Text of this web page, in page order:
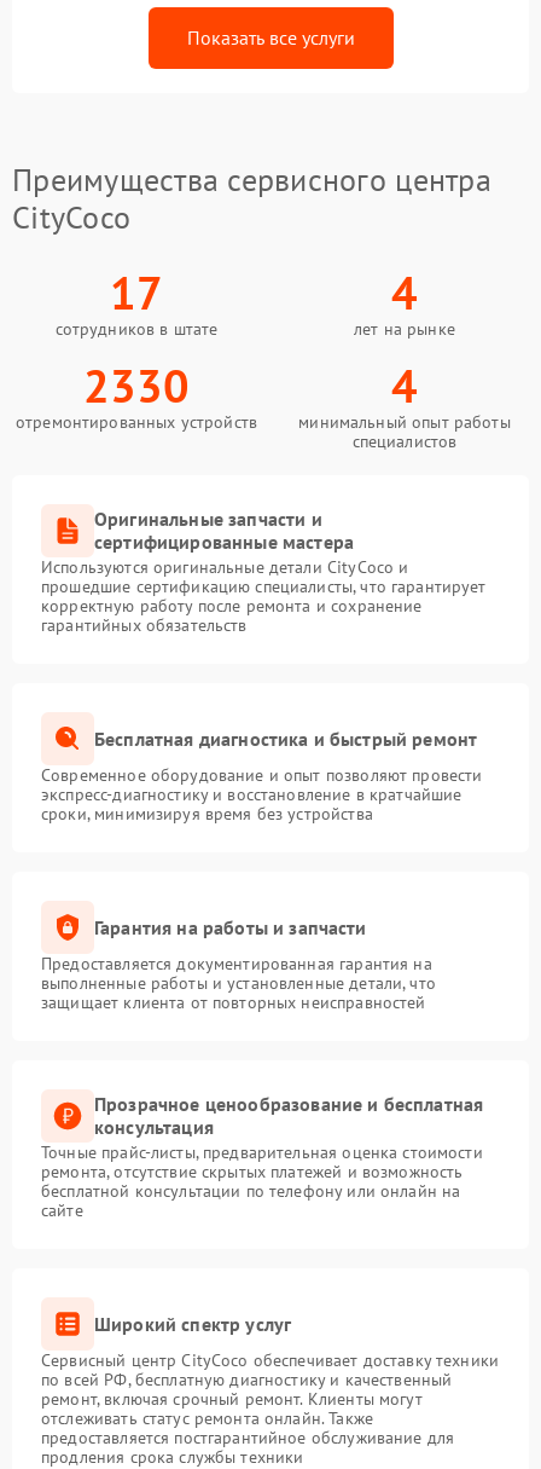
Показать все услуги
Преимущества сервисного центра
CityCoco
17
сотрудников в штате
4
лет на рынке
2330
отремонтированных устройств
4
минимальный опыт работы
специалистов
Оригинальные запчасти и
сертифицированные мастера
Используются оригинальные детали CityCoco и
прошедшие сертификацию специалисты, что гарантирует
корректную работу после ремонта и сохранение
гарантийных обязательств
Бесплатная диагностика и быстрый ремонт
Современное оборудование и опыт позволяют провести
экспресс-диагностику и восстановление в кратчайшие
сроки, минимизируя время без устройства
Гарантия на работы и запчасти
Предоставляется документированная гарантия на
выполненные работы и установленные детали, что
защищает клиента от повторных неисправностей
Прозрачное ценообразование и бесплатная
консультация
Точные прайс-листы, предварительная оценка стоимости
ремонта, отсутствие скрытых платежей и возможность
бесплатной консультации по телефону или онлайн на
сайте
Широкий спектр услуг
Сервисный центр CityCoco обеспечивает доставку техники
по всей РФ, бесплатную диагностику и качественный
ремонт, включая срочный ремонт. Клиенты могут
отслеживать статус ремонта онлайн. Также
предоставляется постгарантийное обслуживание для
продления срока службы техники